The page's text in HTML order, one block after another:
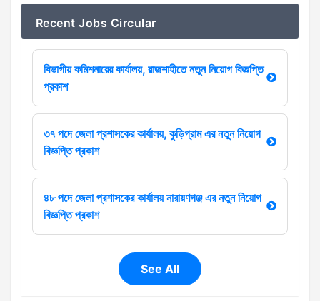
Recent Jobs Circular
বিভাগীয় কমিশনারের কার্যালয়, রাজশাহীতে নতুন নিয়োগ বিজ্ঞপ্তি
প্রকাশ
৩৭ পদে জেলা প্রশাসকের কার্যালয়, কুড়িগ্রাম এর নতুন নিয়োগ
বিজ্ঞপ্তি প্রকাশ
৪৮ পদে জেলা প্রশাসকের কার্যালয় নারায়ণগঞ্জ এর নতুন নিয়োগ
বিজ্ঞপ্তি প্রকাশ
See All